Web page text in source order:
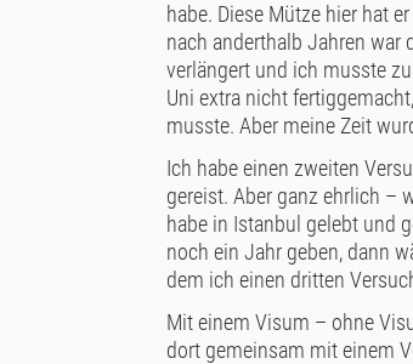
habe. Diese Mütze hier hat
nach anderthalb Jahren war
verlängert und ich musste
Uni extra nicht
musste. Aber meine Zeit
Ich habe einen zweiten
gereist. Aber ganz ehrlich –
habe in Istanbul gelebt und
noch ein Jahr geben, dann
dem ich einen dritten
Mit einem Visum – ohne
dort gemeinsam mit einem